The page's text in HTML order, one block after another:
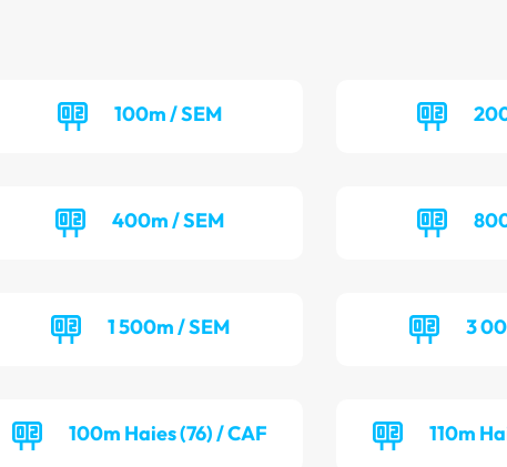
100m / SEM
400m / SEM
1 500m / SEM 3
100m Haies (76) / CAF 110m